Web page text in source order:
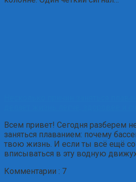
Всем привет! Сегодня разберем
заняться плаванием: почему
твою жизнь. И если ты всё ещё
вписываться в эту водную
Комментарии : 7